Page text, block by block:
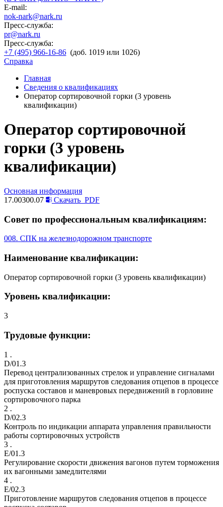
E-mail:
nok-nark@nark.ru
Пресс-служба:
pr@nark.ru
Пресс-служба:
+7 (495) 966-16-86 (доб. 1019 или 1026)
Справка
Главная
Сведения о квалификациях
Оператор сортировочной горки (3 уровень
квалификации)
Оператор сортировочной
горки (3 уровень
квалификации)
Основная информация
17.00300.07
Скачать PDF
Совет по профессиональным квалификациям:
008. СПК на железнодорожном транспорте
Наименование квалификации:
Оператор сортировочной горки (3 уровень квалификации)
Уровень квалификации:
3
Трудовые функции:
1 .
D/01.3
Перевод централизованных стрелок и управление сигналами
для приготовления маршрутов следования отцепов в процессе
роспуска составов и маневровых передвижений в горловине
сортировочного парка
2 .
D/02.3
Контроль по индикации аппарата управления правильности
работы сортировочных устройств
3 .
E/01.3
Регулирование скорости движения вагонов путем торможения
их вагонными замедлителями
4 .
E/02.3
Приготовление маршрутов следования отцепов в процессе